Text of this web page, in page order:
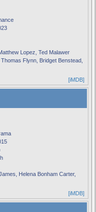
Lopez, Ted Malawer
Flynn, Bridget Benstead,
[iMDB]
Helena Bonham Carter,
[iMDB]